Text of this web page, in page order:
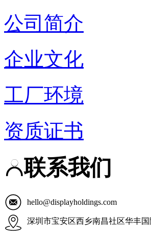
公司简介
企业文化
工厂环境
资质证书
联系我们
hello@displayholdings.com
深圳市宝安区西乡南昌社区华丰